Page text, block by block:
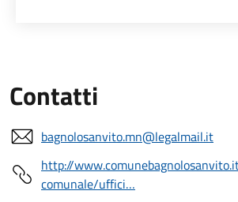
Contatti
bagnolosanvito.mn@legalmail.it
http://
comunale/uffici…